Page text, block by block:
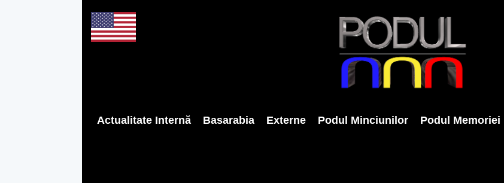
Actualitate Internă Basarabia Externe Podul Minciunilor Podul Memoriei